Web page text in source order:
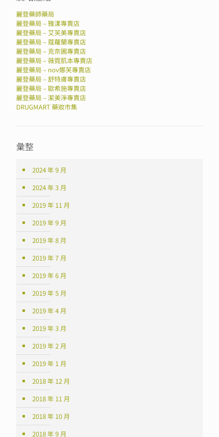
麗登藥師藥局
麗登藥局 – 雅漾專賣店
麗登藥局 – 艾芙美專賣店
麗登藥局 – 蔻蘿蘭專賣店
麗登藥局 – 克奈圃專賣店
麗登藥局 – 薇霓肌本專賣店
麗登藥局 – nov娜芙專賣店
麗登藥局 – 舒特膚專賣店
麗登藥局 – 歐希施專賣店
麗登藥局 – 潔美淨專賣店
DRUGMART 藥妝市集
彙整
2024 年 9 月
2024 年 3 月
2019 年 11 月
2019 年 9 月
2019 年 8 月
2019 年 7 月
2019 年 6 月
2019 年 5 月
2019 年 4 月
2019 年 3 月
2019 年 2 月
2019 年 1 月
2018 年 12 月
2018 年 11 月
2018 年 10 月
2018 年 9 月